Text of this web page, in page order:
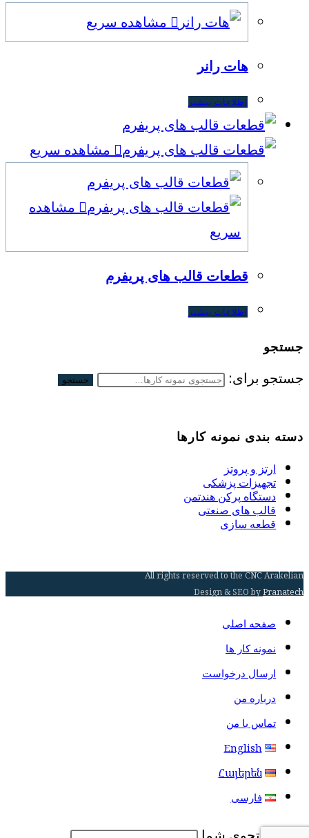
مشاهده سریع
هات رانر
اطلاعات بیشتر
مشاهده سریع
مشاهده
سریع
قطعات قالب های پریفرم
اطلاعات بیشتر
جستجو
جستجو برای: جستجو
دسته بندی نمونه کارها
ارتز و پروتز
تجهیزات پزشکی
دستگاه پرکن هندتمن
قالب های صنعتی
قطعه سازی
All rights reserved to the CNC Arakelian
Design & SEO byPranatech
صفحه اصلی
نمونه کار ها
ارسال درخواست
درباره من
تماس با من
English
Հայերեն
فارسی